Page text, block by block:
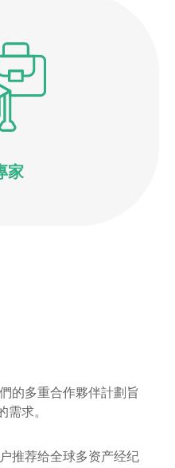
家
的多重合作夥伴計劃旨
需求。
推荐给全球多资产经纪